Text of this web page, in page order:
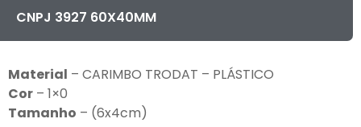
CNPJ 3927 60X40MM
Material – CARIMBO TRODAT – PLÁSTICO
Cor – 1×0
Tamanho – (6x4cm)